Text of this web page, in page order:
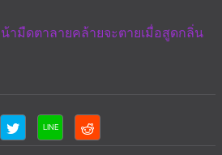
ามืดตาลายคล้ายจะตายเมื่อสูดกลิ่น